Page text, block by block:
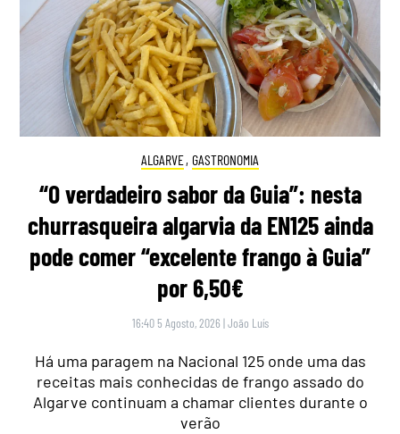
ALGARVE, GASTRONOMIA
“O verdadeiro sabor da Guia”: nesta
churrasqueira algarvia da EN125 ainda
pode comer “excelente frango à Guia”
por 6,50€
16:40 5 Agosto, 2026 |João Luís
Há uma paragem na Nacional 125 onde uma das
receitas mais conhecidas de frango assado do
Algarve continuam a chamar clientes durante o
verão